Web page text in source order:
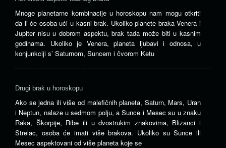
Mnoge planetarne kombinacije u horoskopu nam mogu otkriti
da li će osoba ući u kasni brak. Ukoliko planete braka Venera i
Jupiter nisu u dobrom aspektu, brak tada može biti u kasnim
godinama. Ukoliko je Venera, planeta ljubavi i odnosa, u
konjunkciji s’ Saturnom, Suncem i čvorom Ketu
Drugi brak u horoskopu
Ako se jedna ili više od malefičnih planeta, Saturn, Mars, Uran
i Neptun, nalaze u sedmom polju, a Sunce i Mesec su u znaku
Raka, Škorpije, Ribe ili u dvostrukim znakovima, Blizanci i
Strelac, osoba će imati više brakova. Ukoliko su Sunce ili
Mesec aspektovani od više planeta koje se